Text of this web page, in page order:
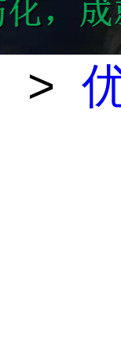
>